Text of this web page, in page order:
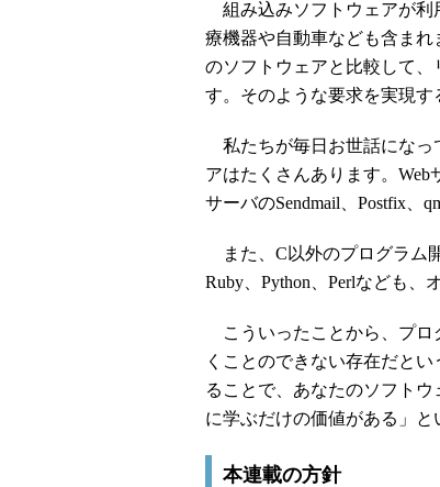
組み込みソフトウェアが利
療機器や自動車なども含ま
のソフトウェアと比較して
す。そのような要求を実現す
私たちが毎日お世話になっ
アはたくさんあります。Web
サーバのSendmail、Postfix、
また、C以外のプログラム
Ruby、Python、Perlなども、
こういったことから、プロ
くことのできない存在だと
ることで、あなたのソフト
に学ぶだけの価値がある」と
本連載の方針